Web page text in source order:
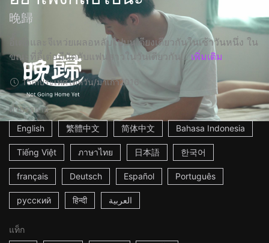
晚歸
อี้้เต๋อและจีเหว่ยเผลอหลับไปบนเตียงเดียวกันในเช้าวันหนึ่ง ใน
ขณะที่อี้เต๋อมีนัดกับแฟนสาวในวันเดียวกัน... เพิ่มเติม
15mประเทศไต้หวัน/มาเก๊า2016
คำบรรยาย
English
繁體中文 简体中文 Bahasa Indonesia
Tiếng Việt ภาษาไทย 日本語 한국어
français Deutsch Español Português
русский हिन्दी العربية
แท็ก